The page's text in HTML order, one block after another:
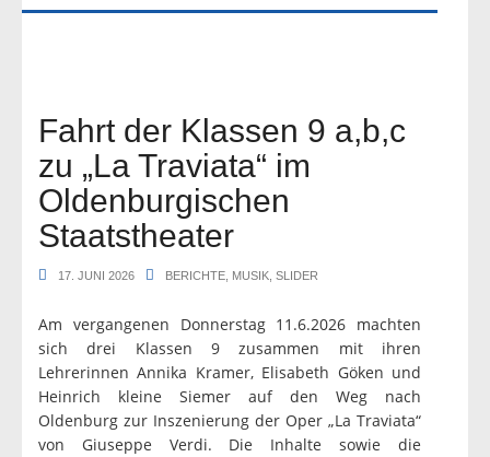
Fahrt der Klassen 9 a,b,c
zu „La Traviata“ im
Oldenburgischen
Staatstheater
17. JUNI 2026 BERICHTE MUSIK SLIDER
Am vergangenen Donnerstag 11.6.2026 machten
sich drei Klassen 9 zusammen mit ihren
Lehrerinnen Annika Kramer, Elisabeth Göken und
Heinrich kleine Siemer auf den Weg nach
Oldenburg zur Inszenierung der Oper „La Traviata“
von Giuseppe Verdi. Die Inhalte sowie die